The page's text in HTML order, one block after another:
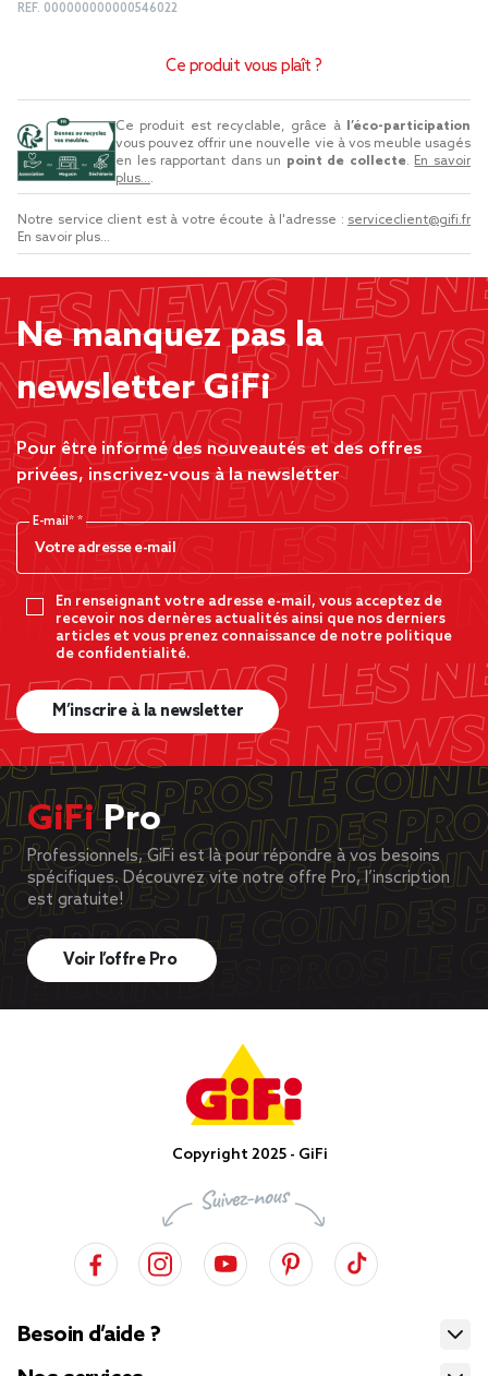
REF. 000000000000546022
Ce produit vous plaît ?
Ce produit est recyclable, grâce à
l’éco-participation
vous pouvez offrir une nouvelle vie à vos meuble usagés
en les rapportant dans un point de collecte. En savoir
plus....
Notre service client est à votre écoute à l'adresse : serviceclient@gifi.fr
En savoir plus...
Ne manquez pas la
newsletter GiFi
Pour être informé des nouveautés et des offres
privées, inscrivez-vous à la newsletter
E-mail*
En renseignant votre adresse e-mail, vous acceptez de
recevoir nos dernères actualités ainsi que nos derniers
articles et vous prenez connaissance de notre politique
de confidentialité.
M’inscrire à la newsletter
GiFiPro
Professionnels, GiFi est là pour répondre à vos besoins
spécifiques. Découvrez vite notre offre Pro, l’inscription
est gratuite!
Voir l’offre Pro
Copyright 2025 - GiFi
Besoin d’aide ?